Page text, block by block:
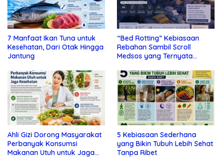
7 Manfaat Ikan Tuna untuk
Kesehatan, Dari Otak Hingga
Jantung
“Bed Rotting” Kebiasaan
Rebahan Sambil Scroll
Medsos yang Ternyata
Ahli Gizi Dorong Masyarakat
Perbanyak Konsumsi
Makanan Utuh untuk Jaga
5 Kebiasaan Sederhana
yang Bikin Tubuh Lebih Sehat
Tanpa Ribet